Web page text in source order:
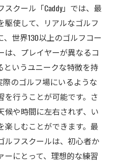
クール「Caddy」では、最
使して、リアルなゴルフ
世界130以上のゴルフコー
は、プレイヤーが異なるコ
というユニークな特徴を持
のゴルフ場にいるような
行うことが可能です。さ
候や時間に左右されず、い
楽しむことができます。最
ルフスクールは、初心者か
ーにとって、理想的な練習